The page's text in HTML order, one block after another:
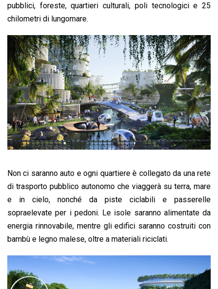
pubblici, foreste, quartieri culturali, poli tecnologici e 25
chilometri di lungomare.
Non ci saranno auto e ogni quartiere è collegato da una rete
di trasporto pubblico autonomo che viaggerà su terra, mare
e in cielo, nonché da piste ciclabili e passerelle
sopraelevate per i pedoni. Le isole saranno alimentate da
energia rinnovabile, mentre gli edifici saranno costruiti con
bambù e legno malese, oltre a materiali riciclati.